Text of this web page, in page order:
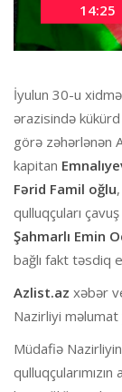
14:25
İyulun 30-u
ərazisində
görə zəhərlənən
kapitan
Fərid Famil oğlu
qulluqçuları çavuş
Şahmarlı Emin
bağlı fakt təsdiq
Azlist.az xəbər
Nazirliyi məlumat
Müdafiə